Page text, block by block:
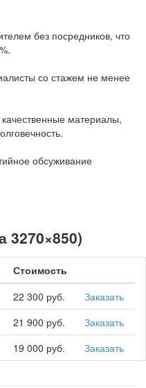
без посредников, что
со стажем не менее
материалы,
обсуживание
3270×850)
Стоимость
22 300 руб.
Заказать
21 900 руб.
Заказать
19 000 руб. Заказать